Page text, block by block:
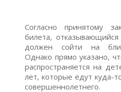
Согласно принятому
билета,
должен сойти на
Однако прямо указано,
распространяется на
лет, которые едут куда-
совершеннолетнего.